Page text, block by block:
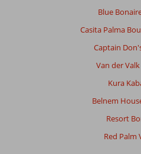
Blue
Casita Palma
Captain
Van der
Kura
Belnem
Resort
Red Palm